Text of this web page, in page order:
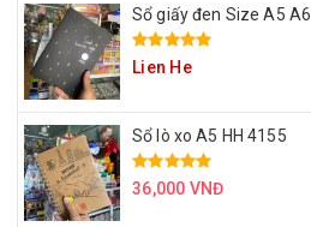
Sổ giấy đen Size A5 A6
Lien He
Sổ lò xo A5 HH 4155
36,000 VNĐ